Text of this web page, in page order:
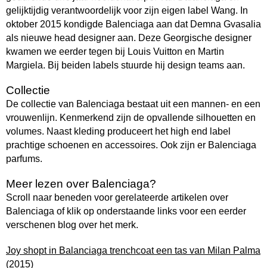
gelijktijdig verantwoordelijk voor zijn eigen label Wang. In
oktober 2015 kondigde Balenciaga aan dat Demna Gvasalia
als nieuwe head designer aan. Deze Georgische designer
kwamen we eerder tegen bij Louis Vuitton en Martin
Margiela. Bij beiden labels stuurde hij design teams aan.
Collectie
De collectie van Balenciaga bestaat uit een mannen- en een
vrouwenlijn. Kenmerkend zijn de opvallende silhouetten en
volumes. Naast kleding produceert het high end label
prachtige schoenen en accessoires. Ook zijn er Balenciaga
parfums.
Meer lezen over Balenciaga?
Scroll naar beneden voor gerelateerde artikelen over
Balenciaga of klik op onderstaande links voor een eerder
verschenen blog over het merk.
Joy shopt in Balanciaga trenchcoat een tas van Milan Palma
(2015)